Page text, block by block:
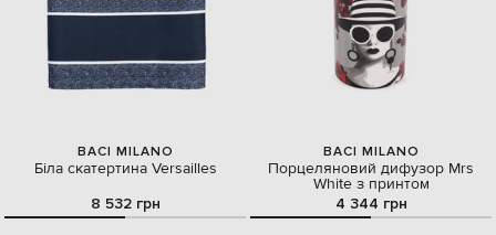
BACI MILANO
Біла скатертина Versailles
8 532 грн
BACI MILANO
Порцеляновий дифузор Mrs
White з принтом
4 344 грн